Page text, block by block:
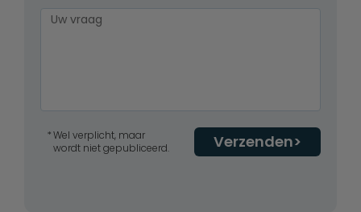
Verzenden
Wel verplicht, maar
wordt niet gepubliceerd.